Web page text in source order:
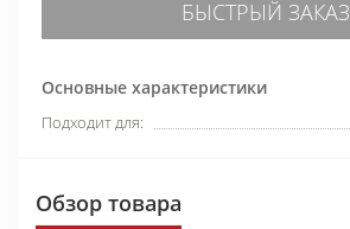
Основные характеристики
Подходит для:
БЫСТРЫЙ ЗАКАЗ
Обзор товара